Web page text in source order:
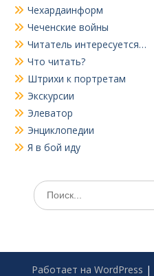
Чехардаинформ
Чеченские войны
Читатель интересуется…
Что читать?
Штрихи к портретам
Экскурсии
Элеватор
Энциклопедии
Я в бой иду
Поиск
по:
Работает на WordPress |